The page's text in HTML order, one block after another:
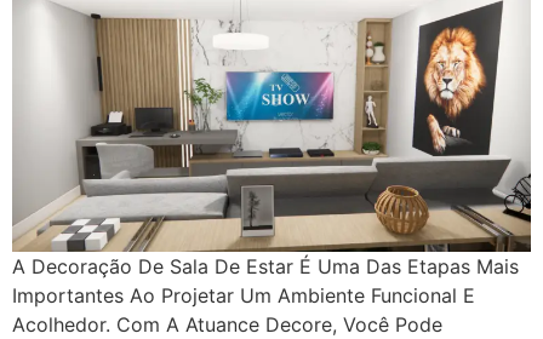
A Decoração De Sala De Estar É Uma Das Etapas Mais
Importantes Ao Projetar Um Ambiente Funcional E
Acolhedor. Com A Atuance Decore, Você Pode